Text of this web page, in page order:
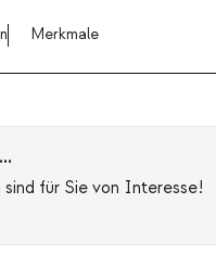
Merkmale
für Sie von Interesse!